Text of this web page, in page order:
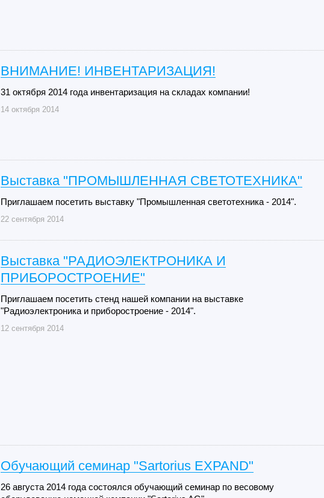
ВНИМАНИЕ! ИНВЕНТАРИЗАЦИЯ!
31 октября 2014 года инвентаризация на складах компании!
14 октября 2014
Выставка "ПРОМЫШЛЕННАЯ СВЕТОТЕХНИКА"
Приглашаем посетить выставку "Промышленная светотехника - 2014".
22 сентября 2014
Выставка "РАДИОЭЛЕКТРОНИКА И
ПРИБОРОСТРОЕНИЕ"
Приглашаем посетить стенд нашей компании на выставке
"Радиоэлектроника и приборостроение - 2014".
12 сентября 2014
Обучающий семинар "Sartorius EXPAND"
26 августа 2014 года состоялся обучающий семинар по весовому